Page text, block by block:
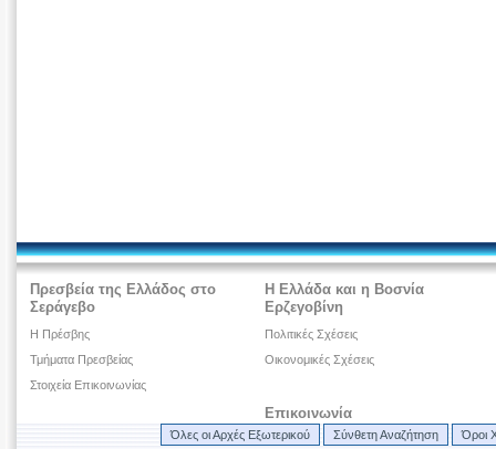
Πρεσβεία της Ελλάδος στο
Σεράγεβο
H Πρέσβης
Τμήματα Πρεσβείας
Στοιχεία Επικοινωνίας
Η Ελλάδα και η Βοσνία
Ερζεγοβίνη
Πολιτικές Σχέσεις
Οικονομικές Σχέσεις
Επικοινωνία
Όλες οι Αρχές Εξωτερικού Σύνθετη Αναζήτηση Όροι